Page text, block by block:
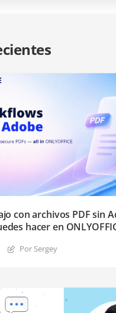
con archivos PDF sin
hacer en
Por Sergey